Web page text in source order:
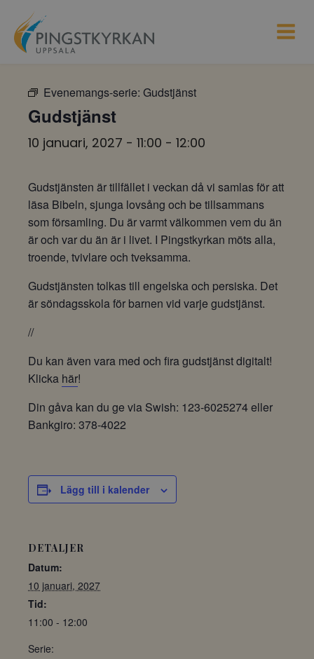
Evenemangs-serie: Gudstjänst
Gudstjänst
10 januari, 2027 - 11:00 - 12:00
Gudstjänsten är tillfället i veckan då vi samlas för att
läsa Bibeln, sjunga lovsång och be tillsammans
som församling. Du är varmt välkommen vem du än
är och var du än är i livet. I Pingstkyrkan möts alla,
troende, tvivlare och tveksamma.
Gudstjänsten tolkas till engelska och persiska. Det
är söndagsskola för barnen vid varje gudstjänst.
//
Du kan även vara med och fira gudstjänst digitalt!
Klicka här!
Din gåva kan du ge via Swish: 123-6025274 eller
Bankgiro: 378-4022
Lägg till i kalender
DETALJER
Datum:
10 januari, 2027
Tid:
11:00 - 12:00
Serie: